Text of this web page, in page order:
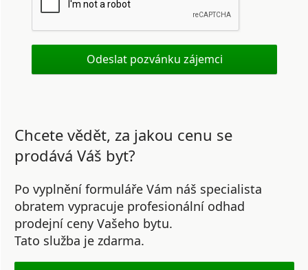
Chcete vědět, za jakou cenu se
prodává Váš byt?
Po vyplnění formuláře Vám náš specialista
obratem vypracuje profesionální odhad
prodejní ceny Vašeho bytu.
Tato služba je zdarma.